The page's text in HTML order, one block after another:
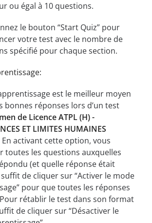
ou égal à 10 questions.
le bouton “Start Quiz” pour
votre test avec le nombre de
spécifié pour chaque section.
est le meilleur moyen
bonnes réponses lors d’un test
de Licence ATPL (H) -
ET LIMITES HUMAINES
En activant cette option, vous
toutes les questions auxquelles
(et quelle réponse était
de cliquer sur “Activer le mode
pour que toutes les réponses
rétablir le test dans son format
de cliquer sur “Désactiver le